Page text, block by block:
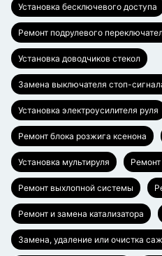
Установка бесключевого доступа
Ремонт подрулевого
Установка доводчиков стекол
Замена выключателя стоп-
Установка электроусилителя руля
Ремонт блока розжига ксенона
Установка мультируля Ремонт
Ремонт выхлопной системы
Ремонт и замена катализатора
Замена, удаление или очистка